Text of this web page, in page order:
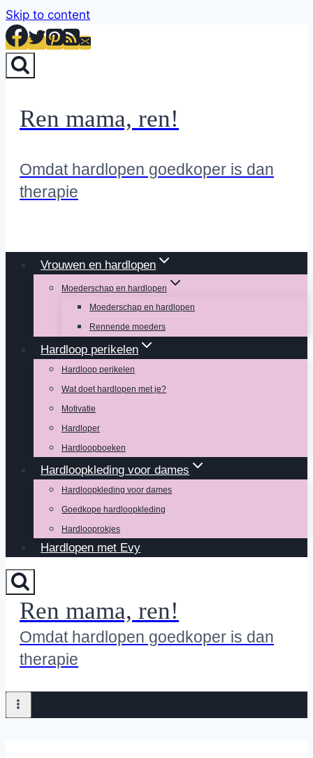
Skip to content
Ren mama, ren!
Omdat hardlopen goedkoper is dan
therapie
Vrouwen en hardlopen
Moederschap en hardlopen
Moederschap en hardlopen
Rennende moeders
Hardloop perikelen
Hardloop perikelen
Wat doet hardlopen met je?
Motivatie
Hardloper
Hardloopboeken
Hardloopkleding voor dames
Hardloopkleding voor dames
Goedkope hardloopkleding
Hardlooprokjes
Hardlopen met Evy
Ren mama, ren!
Omdat hardlopen goedkoper is dan
therapie